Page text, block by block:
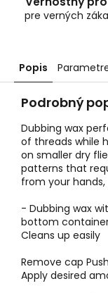
pre verných
Popis
Podrobný
Dubbing wax
of threads while
on smaller dry
patterns that
from your
- Dubbing wax
bottom
Cleans up easily
Remove cap
Apply desired